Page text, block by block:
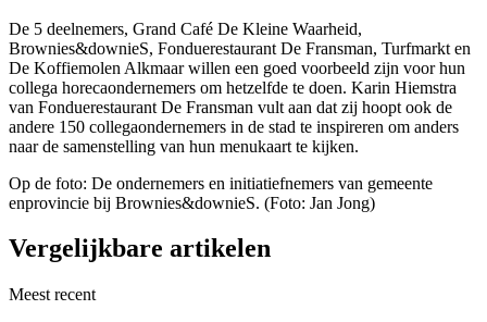
De 5 deelnemers, Grand Café De Kleine Waarheid,
Brownies&downieS, Fonduerestaurant De Fransman, Turfmarkt en
De Koffiemolen Alkmaar willen een goed voorbeeld zijn voor hun
collega horecaondernemers om hetzelfde te doen. Karin Hiemstra
van Fonduerestaurant De Fransman vult aan dat zij hoopt ook de
andere 150 collegaondernemers in de stad te inspireren om anders
naar de samenstelling van hun menukaart te kijken.
Op de foto: De ondernemers en initiatiefnemers van gemeente
enprovincie bij Brownies&downieS. (Foto: Jan Jong)
Vergelijkbare artikelen
Meest recent